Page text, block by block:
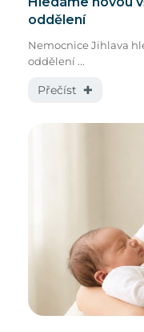
oddělení
Nemocnice Jihlava
oddělení ...
Přečíst ✚